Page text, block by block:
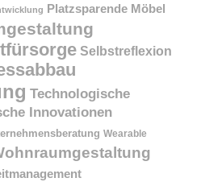
Platzsparende Möbel
Selbstreflexion
Technologische
Innovationen
Wearable